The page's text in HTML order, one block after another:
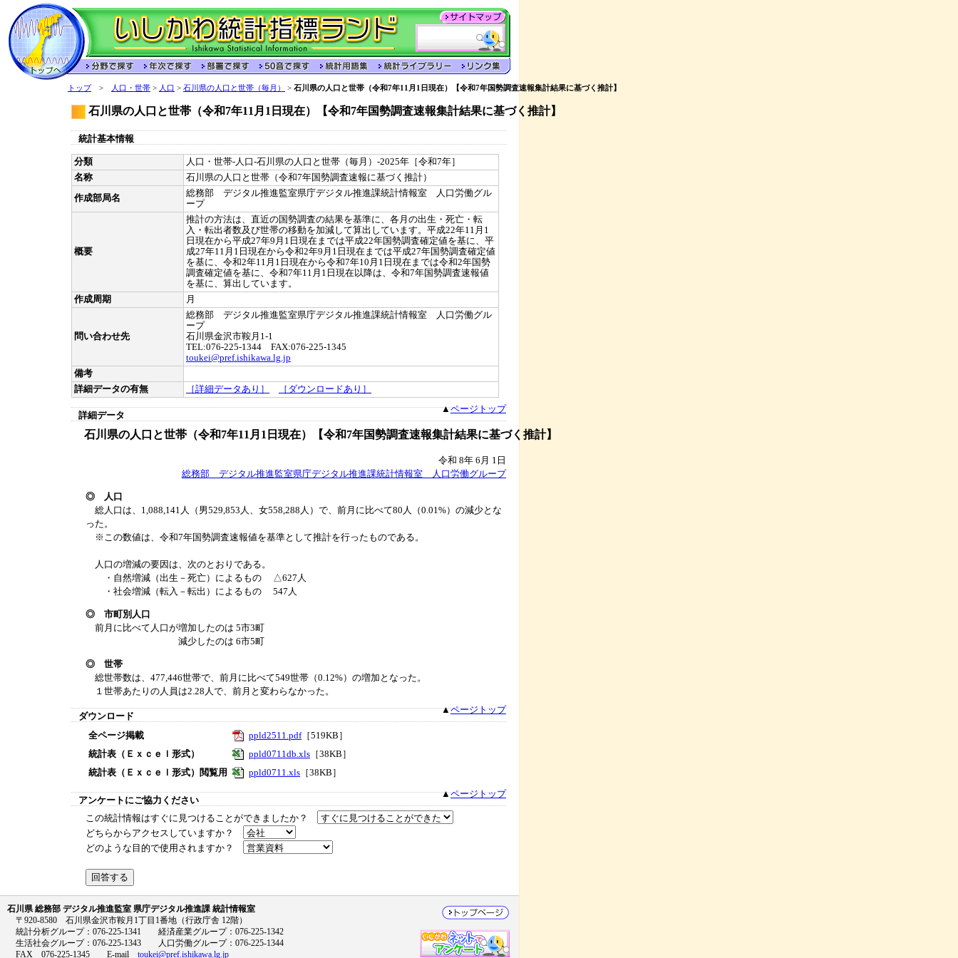
トップ> 人口・世帯 > 人口 > 石川県の人口と世帯（毎月） > 石川県の人口と世帯（令和7年11月1日現在）【令和7年国勢調査速報集計結果に基づく推計】
石川県の人口と世帯（令和7年11月1日現在）【令和7年国勢調査速報集計結果に基づく推計】
統計基本情報
分類
人口・世帯-人口-石川県の人口と世帯（毎月）-2025年［令和7年］
名称
石川県の人口と世帯（令和7年国勢調査速報に基づく推計）
作成部局名
総務部 デジタル推進監室県庁デジタル推進課統計情報室 人口労働グル
ープ
概要
推計の方法は、直近の国勢調査の結果を基準に、各月の出生・死亡・転
入・転出者数及び世帯の移動を加減して算出しています。平成22年11月1
日現在から平成27年9月1日現在までは平成22年国勢調査確定値を基に、平
成27年11月1日現在から令和2年9月1日現在までは平成27年国勢調査確定値
を基に、令和2年11月1日現在から令和7年10月1日現在までは令和2年国勢
調査確定値を基に、令和7年11月1日現在以降は、令和7年国勢調査速報値
を基に、算出しています。
作成周期
月
問い合わせ先
総務部 デジタル推進監室県庁デジタル推進課統計情報室 人口労働グル
ープ
石川県金沢市鞍月1-1
TEL:076-225-1344 FAX:076-225-1345
toukei@pref.ishikawa.lg.jp
備考
詳細データの有無
［詳細データあり］ ［ダウンロードあり］
詳細データ
▲ページトップ
石川県の人口と世帯（令和7年11月1日現在）【令和7年国勢調査速報集計結果に基づく推計】
令和 8年 6月 1日
総務部 デジタル推進監室県庁デジタル推進課統計情報室 人口労働グループ
◎ 人口
総人口は、1,088,141人（男529,853人、女558,288人）で、前月に比べて80人（0.01%）の減少とな
った。
※この数値は、令和7年国勢調査速報値を基準として推計を行ったものである。
人口の増減の要因は、次のとおりである。
・自然増減（出生－死亡）によるもの △627人
・社会増減（転入－転出）によるもの 547人
◎ 市町別人口
前月に比べて人口が増加したのは 5市3町
減少したのは 6市5町
◎ 世帯
総世帯数は、477,446世帯で、前月に比べて549世帯（0.12%）の増加となった。
１世帯あたりの人員は2.28人で、前月と変わらなかった。
ダウンロード
▲ページトップ
全ページ掲載 ppld2511.pdf［519KB］
統計表（Ｅｘｃｅｌ形式）
ppld0711db.xls ［38KB］
統計表（Ｅｘｃｅｌ形式）閲覧用
ppld0711.xls ［38KB］
アンケートにご協力ください
▲ページトップ
この統計情報はすぐに見つけることができましたか？
どちらからアクセスしていますか？
どのような目的で使用されますか？
石川県 総務部 デジタル推進監室 県庁デジタル推進課 統計情報室
〒920-8580 石川県金沢市鞍月1丁目1番地（行政庁舎 12階）
統計分析グループ：076-225-1341 経済産業グループ：076-225-1342
生活社会グループ：076-225-1343 人口労働グループ：076-225-1344
FAX 076-225-1345 E-mail toukei@pref.ishikawa.lg.jp